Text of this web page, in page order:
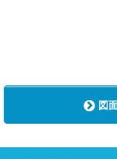
図